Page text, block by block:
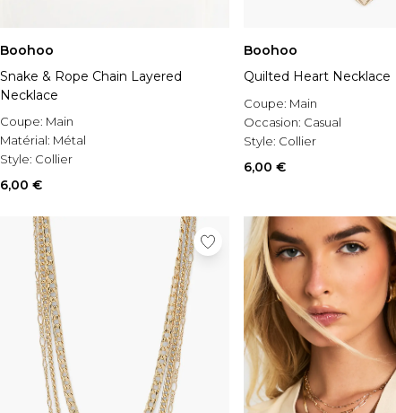
Boohoo
Snake & Rope Chain Layered
Necklace
Coupe: Main
Matérial: Métal
Style: Collier
6,00 €
Boohoo
Quilted Heart Necklace
Coupe: Main
Occasion: Casual
Style: Collier
6,00 €